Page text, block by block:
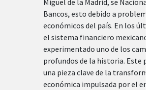
Bancos, esto debido a
económicos del país. En los
el sistema financiero mexicano
experimentado uno de los
profundos de la historia. Este
una pieza clave de la
económica impulsada por el